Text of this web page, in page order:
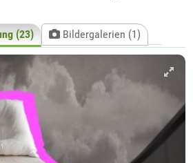
(23) Bildergalerien (1)